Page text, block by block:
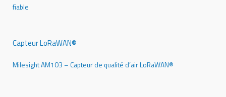
fiable
Capteur LoRaWAN®
Milesight AM103 – Capteur de qualité d’air LoRaWAN®